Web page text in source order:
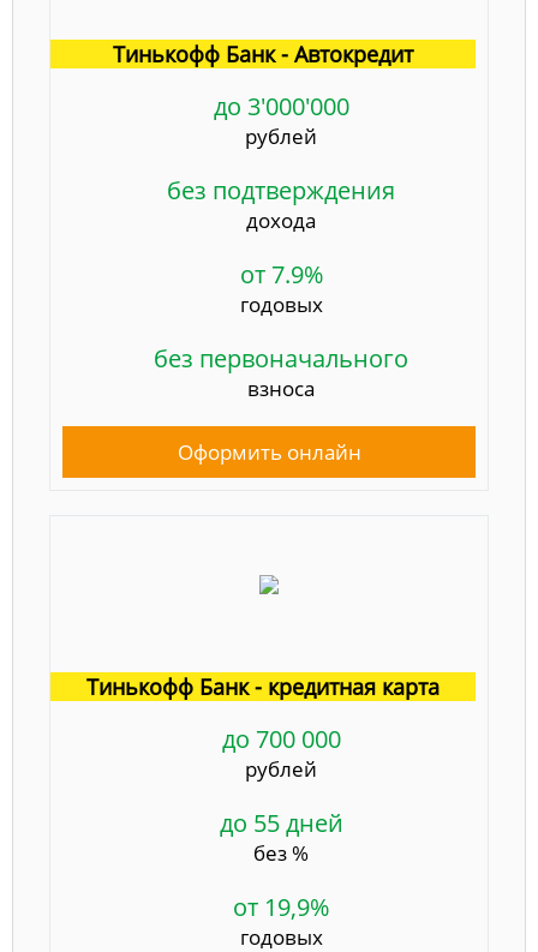
Тинькофф Банк - Автокредит
до 3'000'000
рублей
без подтверждения
дохода
от 7.9%
годовых
без первоначального
взноса
Оформить онлайн
Тинькофф Банк - кредитная карта
до 700 000
рублей
до 55 дней
без %
от 19,9%
годовых